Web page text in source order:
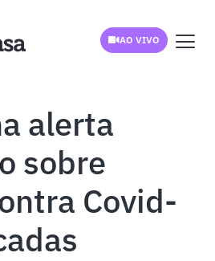
AO VIVO
alerta
sobre
Covid-